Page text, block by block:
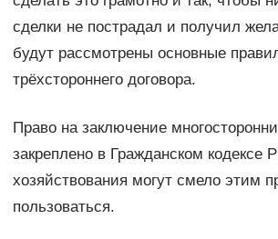
сделки не пострадал и получил
будут рассмотрены основные
трёхстороннего договора.
Право на заключение
закреплено в Гражданском кодексе
хозяйствования могут смело этим
пользоваться.